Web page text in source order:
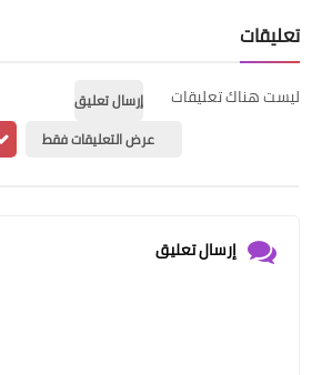
تعليقات
ليست هناك تعليقات
إرسال تعليق
عرض التعليقات فقط
إرسال تعليق